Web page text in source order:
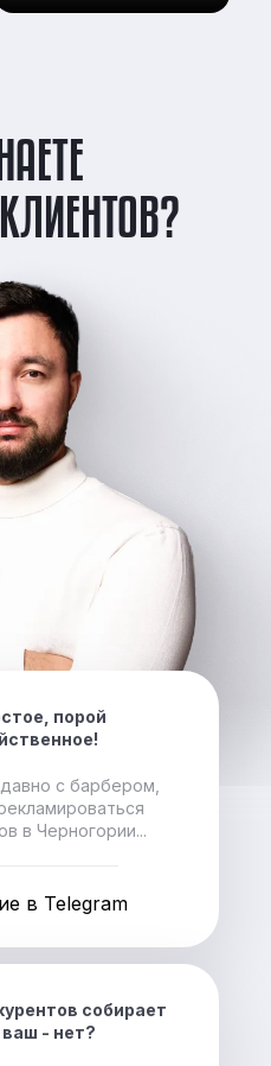
порой
с барбером,
в Черногории...
в Telegram
собирает
ваш - нет?